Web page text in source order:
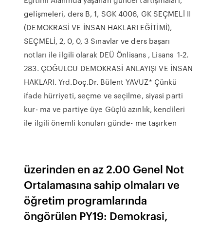
gelişmeleri, ders B, 1, SGK 4006, GK SEÇMELİ II
(DEMOKRASİ VE İNSAN HAKLARI EĞİTİMİ),
SEÇMELİ, 2, 0, 0, 3 Sınavlar ve ders başarı
notları ile ilgili olarak DEÜ Önlisans , Lisans 1-2.
283. ÇOĞULCU DEMOKRASİ ANLAYIŞI VE İNSAN
HAKLARI. Yrd.Doç.Dr. Bülent YAVUZ* Çünkü
ifade hürriyeti, seçme ve seçilme, siyasi parti
kur- ma ve partiye üye Güçlü azınlık, kendileri
ile ilgili önemli konuları günde- me taşırken
üzerinden en az 2.00 Genel Not
Ortalamasına sahip olmaları ve
öğretim programlarında
öngörülen PY19: Demokrasi,